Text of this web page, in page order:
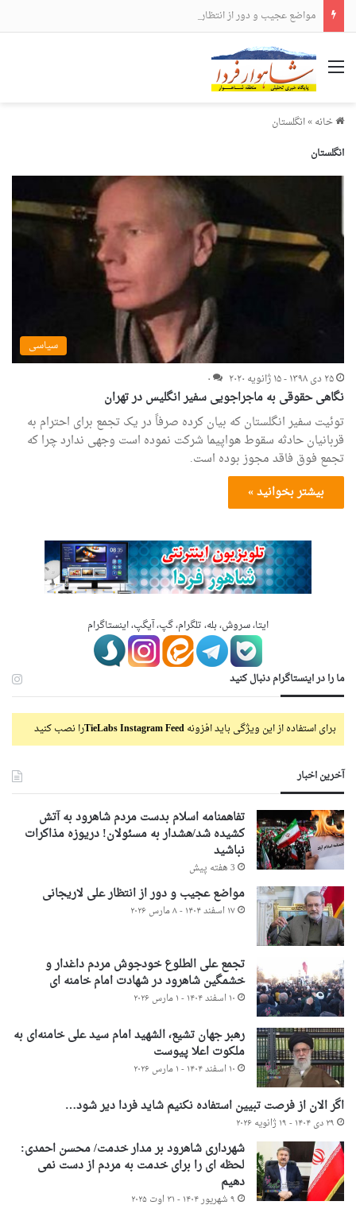
مواضع عجیب و دور از انتظار علی لاریجانی
منو
خانه»انگلستان
انگلستان
سیاسی
۲۵ دی ۱۳۹۸ - ۱۵ ژانویه ۲۰۲۰
۰
نگاهی حقوقی به ماجراجویی سفیر انگلیس در تهران
توئیت سفیر انگلستان که بیان کرده صرفاً در یک تجمع برای احترام به
قربانیان حادثه سقوط هواپیما شرکت نموده است وجهی ندارد چرا که
تجمع فوق فاقد مجوز بوده است.
بیشتر بخوانید »
ایتا، سروش، بله، تلگرام، گپ، آیگپ، اینستاگرام
ما را در اینستاگرام دنبال کنید
برای استفاده از این ویژگی باید افزونهTieLabs Instagram Feedرا نصب کنید
آخرین اخبار
تفاهمنامه اسلام بدست مردم شاهرود به آتش
کشیده شد/هشدار به مسئولان! دریوزه مذاکرات
نباشید
3 هفته پیش
مواضع عجیب و دور از انتظار علی لاریجانی
۱۷ اسفند ۱۴۰۴ - ۸ مارس ۲۰۲۶
تجمع علی الطلوع خودجوش مردم داغدار و
خشمگین شاهرود در شهادت امام خامنه ای
۱۰ اسفند ۱۴۰۴ - ۱ مارس ۲۰۲۶
رهبر جهان تشیع، الشهید امام سید علی خامنه‌ای به
ملکوت اعلا پیوست
۱۰ اسفند ۱۴۰۴ - ۱ مارس ۲۰۲۶
اگر الان از فرصت تبیین استفاده نکنیم شاید فردا دیر شود…
۲۹ دی ۱۴۰۴ - ۱۹ ژانویه ۲۰۲۶
شهرداری شاهرود بر مدار خدمت/ محسن احمدی:
لحظه ای را برای خدمت به مردم از دست نمی
دهیم
۹ شهریور ۱۴۰۴ - ۳۱ اوت ۲۰۲۵